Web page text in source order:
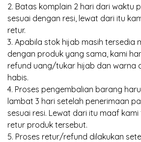
2. Batas komplain 2 hari dari waktu
sesuai dengan resi, lewat dari itu
retur.
3. Apabila stok hijab masih tersedia
dengan produk yang sama, kami
refund uang/tukar hijab dan warna
habis.
4. Proses pengembalian barang
lambat 3 hari setelah penerimaan
sesuai resi. Lewat dari itu maaf
retur produk tersebut.
5. Proses retur/refund dilakukan